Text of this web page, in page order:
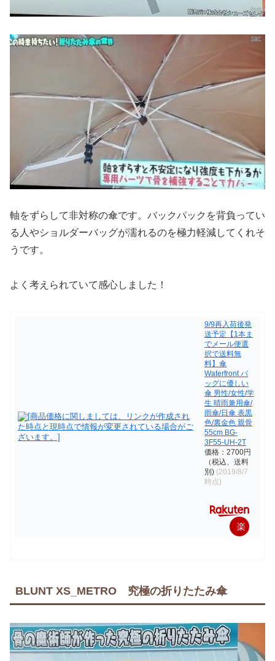
軸をずらして非対称の傘です。バックパックを背負ってい
る人やショルダーバッグが濡れるのを極力軽減してくれそ
うです。
よく考えられていて感心しました！
9/9再入荷後発
送予定【1本ま
でメール便選
択で送料無
料】傘
Waterfront バ
ッグに優しい
傘 男性/女性/学
生 晴雨兼用傘/
雨傘/日傘 表黒
色/裏金色 親骨
55cm BG-
3F55-UH-2T
価格：2700円
（税込、送料
別) (2019/8/7
時点)
楽
入
BLUNT XS_METRO 究極の折りたたみ傘